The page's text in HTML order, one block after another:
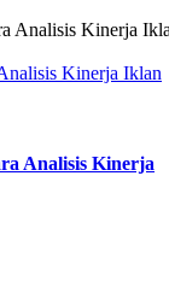
Kinerja Iklan
Analisis Kinerja